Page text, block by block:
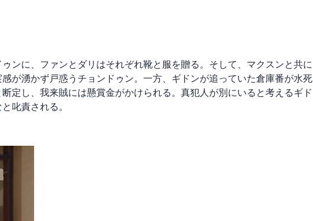
ンに、ファンとダリはそれぞれ靴と服を贈る。そして、マクスンと共に
が湧かず戸惑うチョンドゥン。一方、ギドンが追っていた倉庫番が水死
定し、我来賊には懸賞金がかけられる。真犯人が別にいると考えるギド
叱責される。